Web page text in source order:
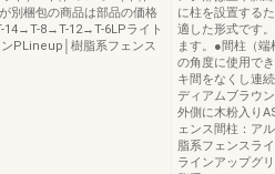
別梱包の商品は部品の価格
8→T-12→T-6LPライト
PLineup│樹脂系フェンス
に柱を設置する
適した形式です
ます。●間柱（端
の角度に使用で
キ間をなくし連
ディアムブラウ
外側に木粉入り
ェンス間柱：ア
脂系フェンスラ
ラインアップグ